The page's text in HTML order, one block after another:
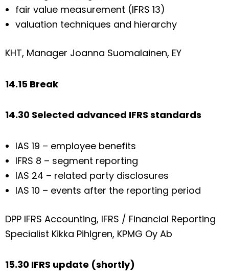
fair value measurement (IFRS 13)
valuation techniques and hierarchy
KHT, Manager Joanna Suomalainen, EY
14.15 Break
14.30 Selected advanced IFRS standards
IAS 19 – employee benefits
IFRS 8 – segment reporting
IAS 24 – related party disclosures
IAS 10 – events after the reporting period
DPP IFRS Accounting, IFRS / Financial Reporting
Specialist Kikka Pihlgren, KPMG Oy Ab
15.30 IFRS update (shortly)